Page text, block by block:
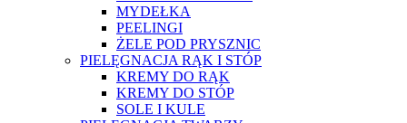
MYDEŁKA
PEELINGI
ŻELE POD PRYSZNIC
PIELĘGNACJA RĄK I STÓP
KREMY DO RĄK
KREMY DO STÓP
SOLE I KULE